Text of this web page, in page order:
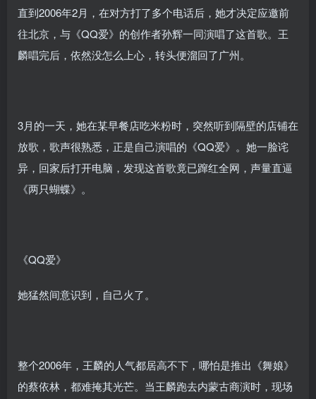
直到2006年2月，在对方打了多个电话后，她才决定应邀前
往北京，与《QQ爱》的创作者孙辉一同演唱了这首歌。王
麟唱完后，依然没怎么上心，转头便溜回了广州。
3月的一天，她在某早餐店吃米粉时，突然听到隔壁的店铺在
放歌，歌声很熟悉，正是自己演唱的《QQ爱》。她一脸诧
异，回家后打开电脑，发现这首歌竟已蹿红全网，声量直逼
《两只蝴蝶》。
《QQ爱》
她猛然间意识到，自己火了。
整个2006年，王麟的人气都居高不下，哪怕是推出《舞娘》
的蔡依林，都难掩其光芒。当王麟跑去内蒙古商演时，现场